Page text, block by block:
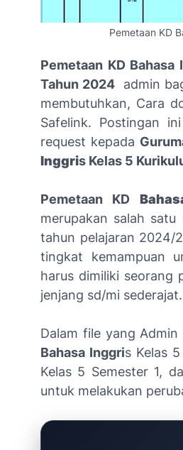
Pemetaan KD
Pemetaan KD
Tahun 2024
admin
membutuhkan, Cara
Safelink. Postingan
request kepada
Inggris Kelas 5
Pemetaan KD
merupakan salah
tahun pelajaran 2024/
tingkat kemampuan
harus dimiliki seorang
jenjang sd/mi sederajat.
Dalam file yang
Bahasa Inggris Kelas
Kelas 5 Semester 1,
untuk melakukan